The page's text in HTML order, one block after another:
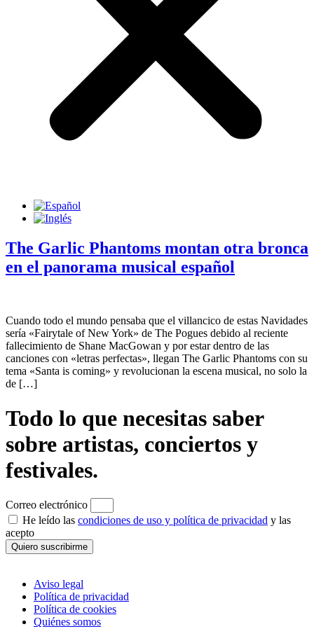
The Garlic Phantoms montan otra bronca
en el panorama musical español
Cuando todo el mundo pensaba que el villancico de estas Navidades
sería «Fairytale of New York» de The Pogues debido al reciente
fallecimiento de Shane MacGowan y por estar dentro de las
canciones con «letras perfectas», llegan The Garlic Phantoms con su
tema «Santa is coming» y revolucionan la escena musical, no solo la
de […]
Todo lo que necesitas saber
sobre artistas, conciertos y
festivales.
Correo electrónico
He leído las condiciones de uso y política de privacidad y las
acepto
Quiero suscribirme
Aviso legal
Política de privacidad
Política de cookies
Quiénes somos